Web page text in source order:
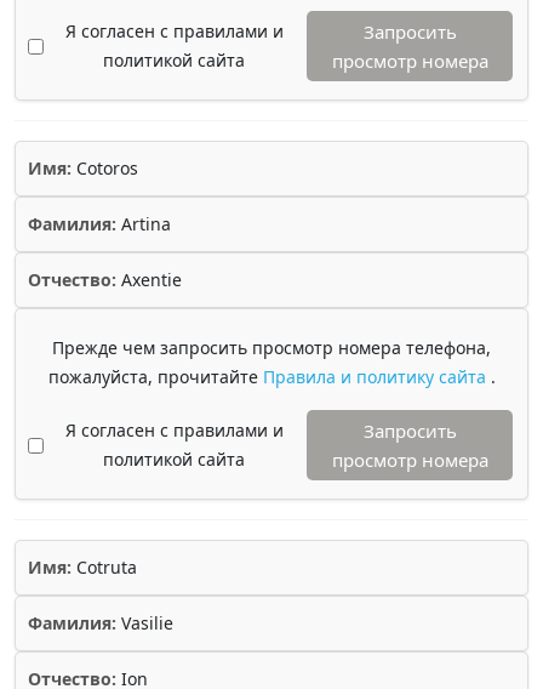
Я согласен с правилами и
политикой сайта
Запросить
просмотр номера
Имя: Cotoros
Фамилия: Artina
Отчество: Axentie
Прежде чем запросить просмотр номера телефона,
пожалуйста, прочитайте Правила и политику сайта .
Я согласен с правилами и
политикой сайта
Запросить
просмотр номера
Имя: Cotruta
Фамилия: Vasilie
Отчество: Ion